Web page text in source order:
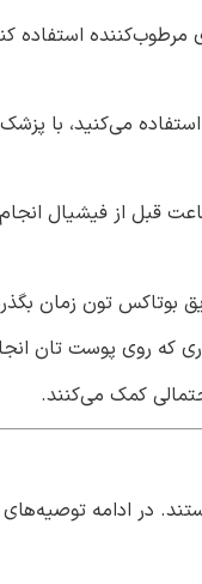
استفاده
استفاده می‌کنید، با
بوتاکس تون زمان
می‌توانید ۲۴ الی ۷۲ ساعت بعد
کمک می‌کنند.
در ادامه